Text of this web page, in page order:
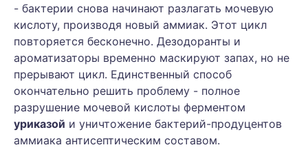
- бактерии снова начинают разлагать мочевую
кислоту, производя новый аммиак. Этот цикл
повторяется бесконечно. Дезодоранты и
ароматизаторы временно маскируют запах, но не
прерывают цикл. Единственный способ
окончательно решить проблему - полное
разрушение мочевой кислоты ферментом
уриказой и уничтожение бактерий-продуцентов
аммиака антисептическим составом.